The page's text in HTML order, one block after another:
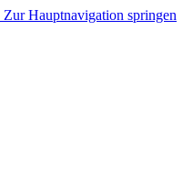
Zur Hauptnavigation springen